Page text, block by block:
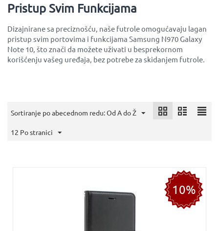
Pristup Svim Funkcijama
Dizajnirane sa preciznošću, naše futrole omogućavaju lagan
pristup svim portovima i funkcijama Samsung N970 Galaxy
Note 10, što znači da možete uživati u besprekornom
korišćenju vašeg uređaja, bez potrebe za skidanjem futrole.
Sortiranje po abecednom redu: Od A do Ž
12 Po stranici
10%